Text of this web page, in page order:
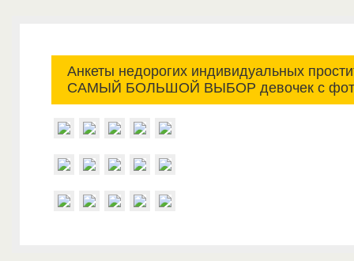
Анкеты недорогих индивидуальных
САМЫЙ БОЛЬШОЙ ВЫБОР девочек с